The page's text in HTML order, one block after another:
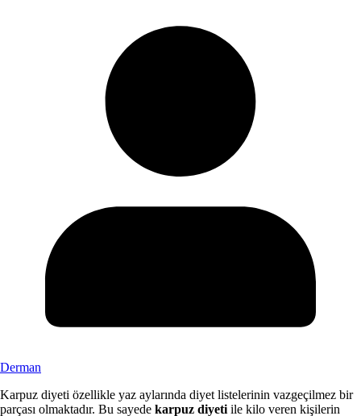
Derman
Karpuz diyeti özellikle yaz aylarında diyet listelerinin vazgeçilmez bir
parçası olmaktadır. Bu sayede karpuz diyeti ile kilo veren kişilerin